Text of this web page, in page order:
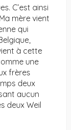
C’est ainsi
mère vient
qui
à cette
une
frères
deux
aucun
deux Weil